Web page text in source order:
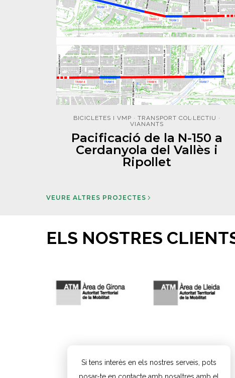
BICICLETES I VMP · TRANSPORT COL·LECTIU ·
VIANANTS
Pacificació de la N-150 a
Cerdanyola del Vallès i
Ripollet
VEURE ALTRES PROJECTES
ELS NOSTRES
Si tens interès en els nostres serveis, pots